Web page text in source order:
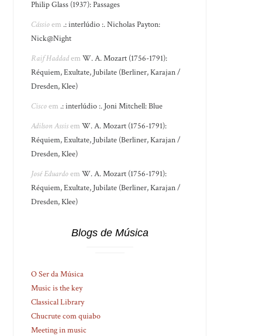
Philip Glass (1937): Passages
Cássioem .: interlúdio :. Nicholas Payton:
Nick@Night
Raif HaddademW. A. Mozart (1756-1791):
Réquiem, Exultate, Jubilate (Berliner, Karajan /
Dresden, Klee)
Ciscoem .: interlúdio :. Joni Mitchell: Blue
Adilson AssisemW. A. Mozart (1756-1791):
Réquiem, Exultate, Jubilate (Berliner, Karajan /
Dresden, Klee)
José EduardoemW. A. Mozart (1756-1791):
Réquiem, Exultate, Jubilate (Berliner, Karajan /
Dresden, Klee)
Blogs de Música
O Ser da Música
Music is the key
Classical Library
Chucrute com quiabo
Meeting in music